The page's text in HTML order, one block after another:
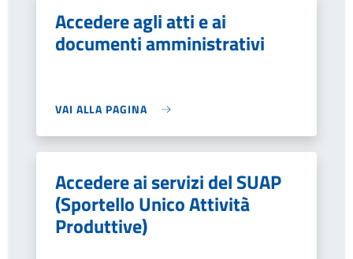
Accedere agli atti e ai
documenti amministrativi
VAI ALLA PAGINA
Accedere ai servizi del SUAP
(Sportello Unico Attività
Produttive)